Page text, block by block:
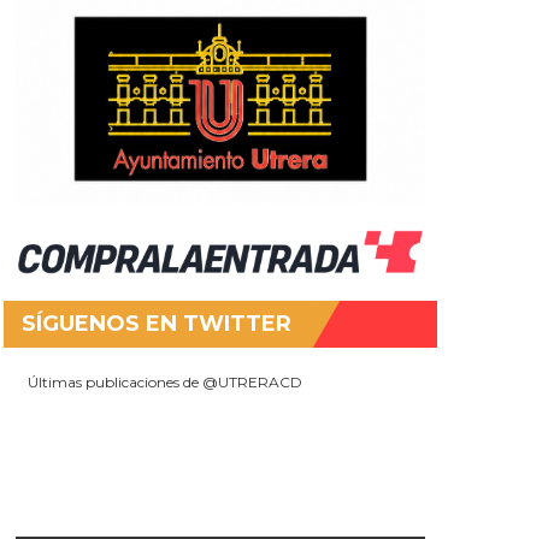
SÍGUENOS EN TWITTER
Últimas publicaciones de @UTRERACD